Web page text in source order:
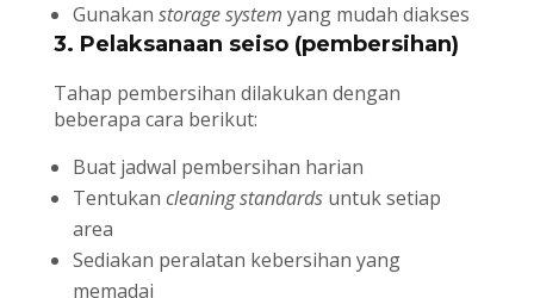
Gunakan storage system yang mudah diakses
3. Pelaksanaan seiso (pembersihan)
Tahap pembersihan dilakukan dengan
beberapa cara berikut:
Buat jadwal pembersihan harian
Tentukan cleaning standardsuntuk setiap
area
Sediakan peralatan kebersihan yang
memadai